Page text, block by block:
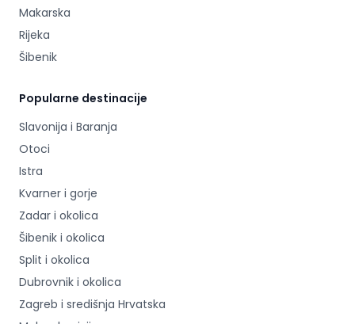
Makarska
Rijeka
Šibenik
Popularne destinacije
Slavonija i Baranja
Otoci
Istra
Kvarner i gorje
Zadar i okolica
Šibenik i okolica
Split i okolica
Dubrovnik i okolica
Zagreb i središnja Hrvatska